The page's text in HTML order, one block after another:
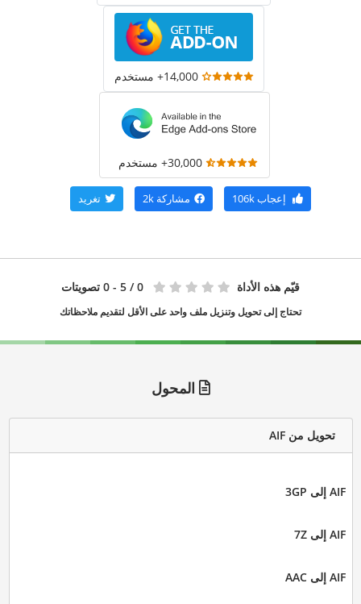
14,000+ مستخدم
30,000+ مستخدم
إعجاب106k مشاركة 2k تغريد
قيّم هذه الأداة 0 / 5 - 0 تصويتات
تحتاج إلى تحويل وتنزيل ملف واحد على الأقل لتقديم ملاحظاتك
المحول
تحويل من AIF
AIF إلى 3GP
AIF إلى 7Z
AIF إلى AAC